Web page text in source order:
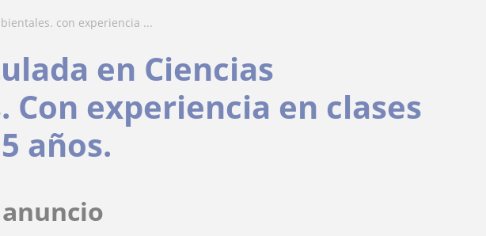
con experiencia ...
en Ciencias
Con experiencia en clases
años.